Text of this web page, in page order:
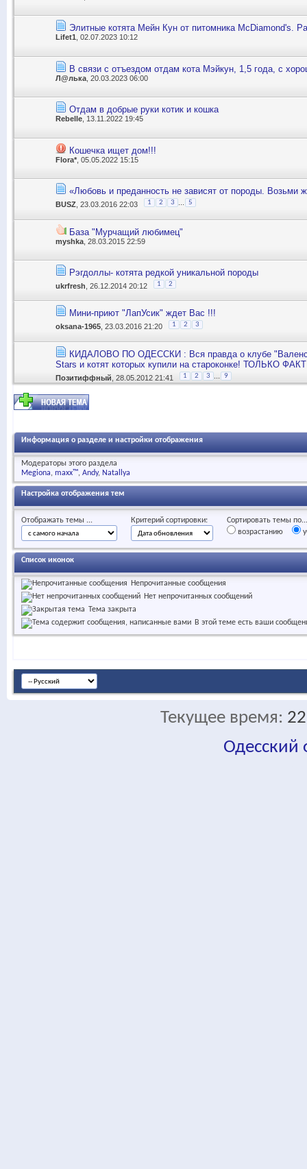
Элитные котята Мейн Кун от питомника McDiamond's.
Lifet1 , 02.07.2023 10:12
В связи с отъездом отдам кота Мэйкун, 1,5 года, с
Л@лька , 20.03.2023 06:00
Отдам в добрые руки котик и кошка
Rebelle , 13.11.2022 19:45
Кошечка ищет дом!!!
Flora* , 05.05.2022 15:15
«Любовь и преданность не зависят от породы. Возьми
BUSZ , 23.03.2016 22:03 1 2 3 5
База "Мурчащий любимец"
myshka , 28.03.2015 22:59
Рэгдоллы- котята редкой уникальной породы
ukrfresh , 26.12.2014 20:12 1 2
Мини-приют "ЛапУсик" ждет Вас !!!
oksana-1965 , 23.03.2016 21:20 1 2 3
КИДАЛОВО ПО ОДЕССКИ : Вся правда о клубе
Stars и котят которых купили на староконке! ТОЛЬКО
Позитиффный , 28.05.2012 21:41 1 2 3 9
Информация о разделе и настройки отображения
Модераторы этого раздела
Megiona maxx™ Andy Natallya
Настройка отображения тем
Отображать темы ... Критерий сортировки:
Сортировать темы по...
возрастанию
Список иконок
Непрочитанные сообщения
Нет непрочитанных сообщений
Тема закрыта
В этой теме есть ваши
Текущее время:
Одесский